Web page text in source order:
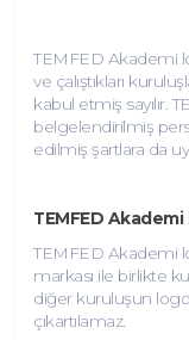
TEMFED Akademi
ve çalıştıkları
kabul etmiş sayılır.
belgelendirilmiş
edilmiş şartlara da
TEMFED
TEMFED Akademi
markası ile birlikte
diğer kuruluşun
çıkartılamaz.